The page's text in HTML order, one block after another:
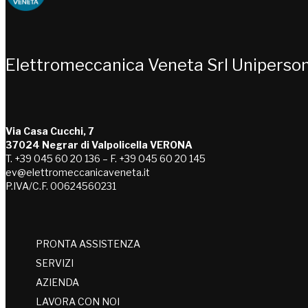
Elettromeccanica Veneta Srl
Via Casa Cucchi, 7
37024 Negrar di Valpolicella VERONA
T. +39 045 60 20 136 – F. +39 045 60 20 145
ev@elettromeccanicaveneta.it
P.IVA/C.F. 00624560231
PRONTA ASSISTENZA
SERVIZI
AZIENDA
LAVORA CON NOI